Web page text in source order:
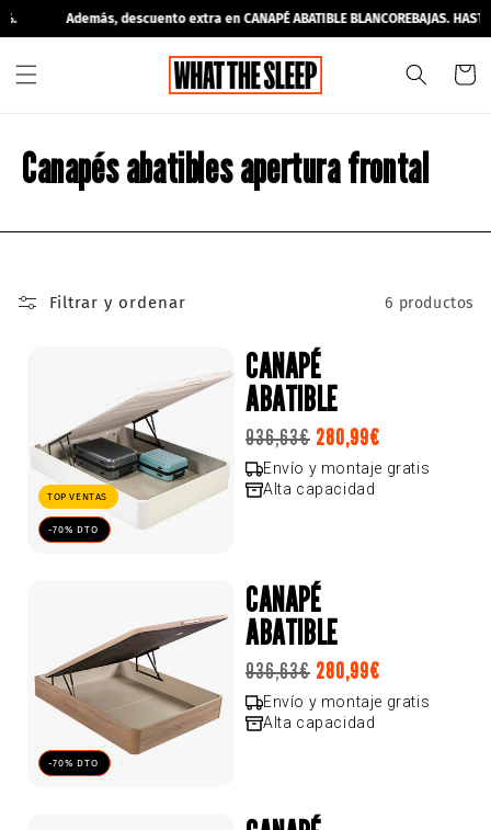
Además, descuento extra en CANAPÉ ABATIBLE BLANCOREBAJAS. HASTA
directamente
Carrito
Canapés abatibles apertura frontal
Filtrar y ordenar 6 productos
-70% DTO
TOP VENTAS
CANAPÉ
ABATIBLE
Precio
habitual
de
280,99€
habitual
936,63€
Envío y montaje gratis
Alta capacidad
-70% DTO
CANAPÉ
ABATIBLE
Precio
habitual
de
280,99€
habitual
936,63€
Envío y montaje gratis
Alta capacidad